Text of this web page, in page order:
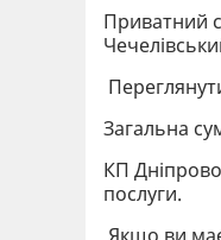
Приватний
Загальна
КП
послуги.